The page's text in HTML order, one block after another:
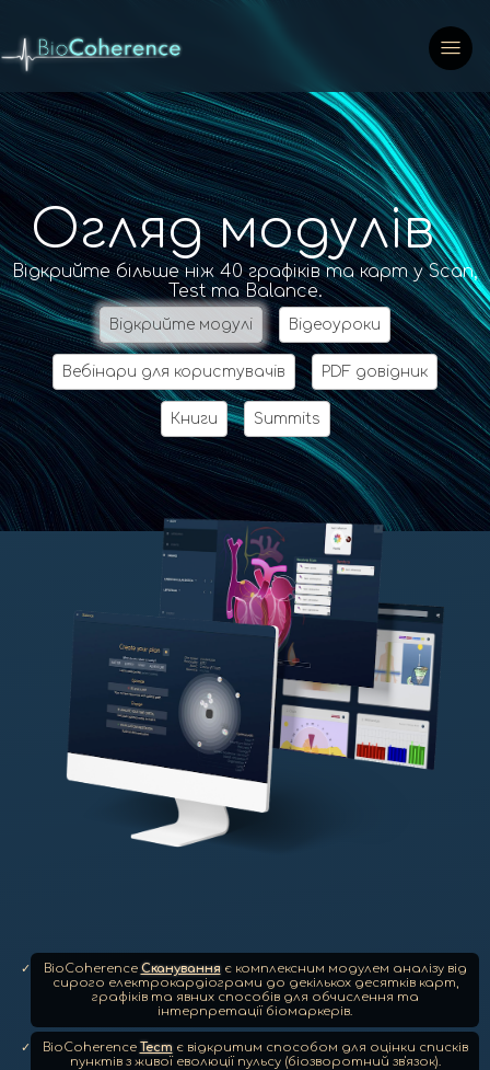
Огляд модулів
Відкрийте більше ніж 40 графіків та карт у Scan,
Test та Balance.
Відкрийте модулі Відеоуроки
Вебінари для користувачів PDF довідник
Книги Summits
BioCoherence Скануванняє комплексним модулем аналізу від
сирого електрокардіограми до декількох десятків карт,
графіків та явних способів для обчислення та
інтерпретації біомаркерів.
BioCoherence Тестє відкритим способом для оцінки списків
пунктів з живої еволюції пульсу (біозворотний зв'язок).